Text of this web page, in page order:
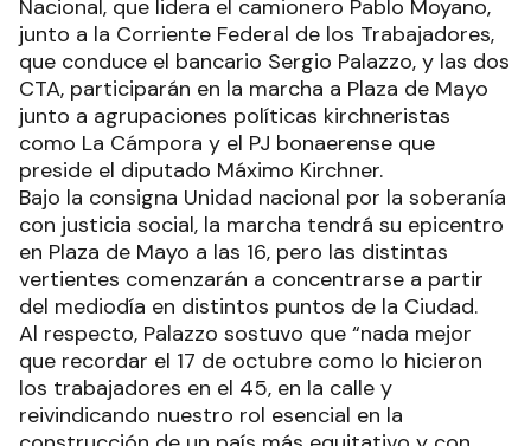
Nacional, que lidera el camionero Pablo Moyano,
junto a la Corriente Federal de los Trabajadores,
que conduce el bancario Sergio Palazzo, y las dos
CTA, participarán en la marcha a Plaza de Mayo
junto a agrupaciones políticas kirchneristas
como La Cámpora y el PJ bonaerense que
preside el diputado Máximo Kirchner.
Bajo la consigna Unidad nacional por la soberanía
con justicia social, la marcha tendrá su epicentro
en Plaza de Mayo a las 16, pero las distintas
vertientes comenzarán a concentrarse a partir
del mediodía en distintos puntos de la Ciudad.
Al respecto, Palazzo sostuvo que “nada mejor
que recordar el 17 de octubre como lo hicieron
los trabajadores en el 45, en la calle y
reivindicando nuestro rol esencial en la